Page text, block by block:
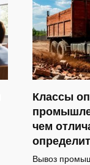
Классы
чем
Вывоз